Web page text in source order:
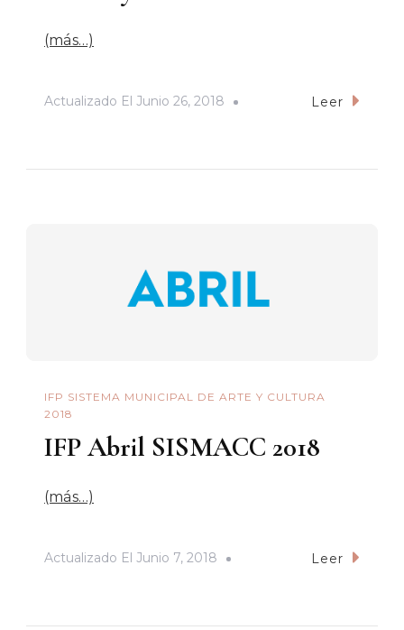
(más…)
Actualizado El Junio 26, 2018 Leer
IFP SISTEMA MUNICIPAL DE ARTE Y CULTURA
2018
IFP Abril SISMACC 2018
(más…)
Actualizado El Junio 7, 2018 Leer